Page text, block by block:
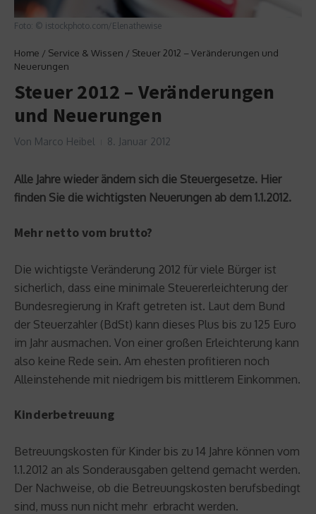
Foto: © istockphoto.com/Elenathewise
Home / Service & Wissen / Steuer 2012 – Veränderungen und
Neuerungen
Steuer 2012 – Veränderungen
und Neuerungen
Von Marco Heibel 8. Januar 2012
Alle Jahre wieder ändern sich die Steuergesetze. Hier
finden Sie die wichtigsten Neuerungen ab dem 1.1.2012.
Mehr netto vom brutto?
Die wichtigste Veränderung 2012 für viele Bürger ist
sicherlich, dass eine minimale Steuererleichterung der
Bundesregierung in Kraft getreten ist. Laut dem Bund
der Steuerzahler (BdSt) kann dieses Plus bis zu 125 Euro
im Jahr ausmachen. Von einer großen Erleichterung kann
also keine Rede sein. Am ehesten profitieren noch
Alleinstehende mit niedrigem bis mittlerem Einkommen.
Kinderbetreuung
Betreuungskosten für Kinder bis zu 14 Jahre können vom
1.1.2012 an als Sonderausgaben geltend gemacht werden.
Der Nachweise, ob die Betreuungskosten berufsbedingt
sind, muss nun nicht mehr erbracht werden.